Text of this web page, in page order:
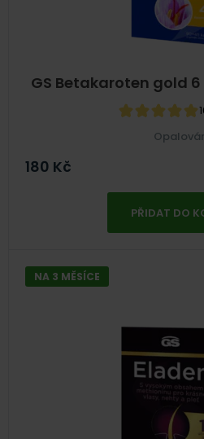
GS Betakaroten gold
180 Kč
PŘIDAT DO
NA 3 MĚSÍCE